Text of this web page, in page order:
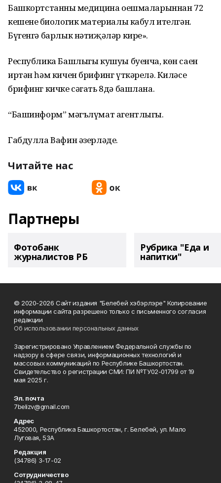
Башкортстанның медицина оешмаларыннан 72
кешенең биологик материалы кабул ителгән.
Бүгенгә барлык нәтиҗәләр кире».
Республика Башлыгы кушуы буенча, көн саен
иртән һәм кичен брифинг үткәрелә. Киләсе
брифинг кичке сәгать 8дә башлана.
“Башинформ” мәгълүмат агентлыгы.
Габдулла Вафин әзерләде.
Читайте нас
Партнеры
Фотобанк
журналистов РБ
Рубрика "Еда и
напитки"
© 2020-2026 Сайт издания "Белебей хэбэрлэре" Копирование
информации сайта разрешено только с письменного согласия
редакции
Об использовании персональных данных
Зарегистрировано Управлением Федеральной службы по
надзору в сфере связи, информационных технологий и
массовых коммуникаций по Республике Башкортостан.
Свидетельство о регистрации СМИ: ПИ №ТУ02-01799 от 19
мая 2025 г.
Эл. почта
7belizv@gmail.com
Адрес
452000, Республика Башкортостан, г. Белебей, ул. Мало
Луговая, 53А
Редакция
(34786) 3-17-02
Сотрудничество